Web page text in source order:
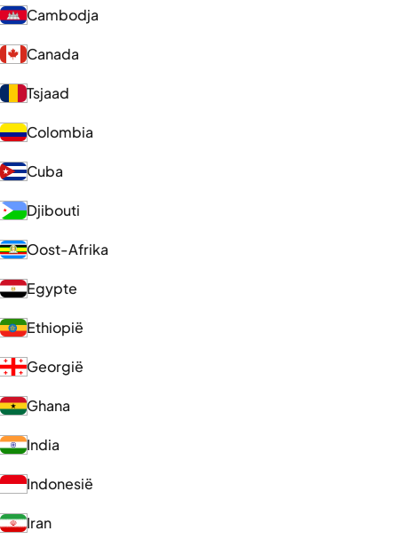
Cambodja
Canada
Tsjaad
Colombia
Cuba
Djibouti
Oost-Afrika
Egypte
Ethiopië
Georgië
Ghana
India
Indonesië
Iran